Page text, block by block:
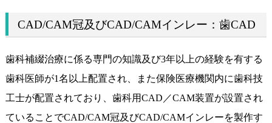
CAD/CAM冠及びCAD/CAMインレー：歯CAD
歯科補綴治療に係る専門の知識及び3年以上の経験を有する
歯科医師が1名以上配置され、また保険医療機関内に歯科技
工士が配置されており、歯科用CAD／CAM装置が設置され
ていることでCAD/CAM冠及びCAD/CAMインレーを製作す